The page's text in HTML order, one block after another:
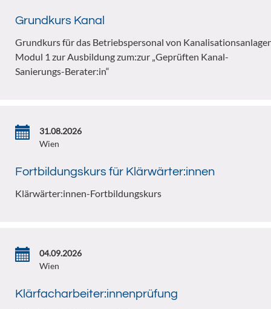
Grundkurs Kanal
Grundkurs für das Betriebspersonal von
Modul 1 zur Ausbildung zum:zur „Geprüften Kanal-
Sanierungs-Berater:in“
31.08.2026
Wien
Fortbildungskurs für Klärwärter:innen
Klärwärter:innen-Fortbildungskurs
04.09.2026
Wien
Klärfacharbeiter:innenprüfung